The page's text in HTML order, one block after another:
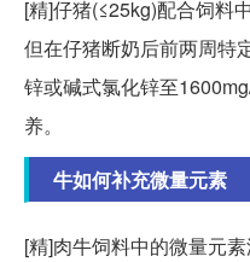
[精]仔猪(≤25kg)配合饲料
但在仔猪断奶后前两周特
锌或碱式氯化锌至
养。
牛如何补充微量元素
[精]肉牛饲料中的微量元